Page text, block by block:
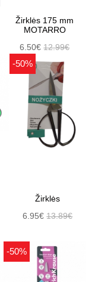
Žirklės 175 mm
MOTARRO
6.50€12.99€
-50%
Žirklės
6.95€13.89€
-50%